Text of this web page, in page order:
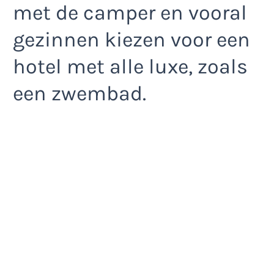
met de camper en vooral
gezinnen kiezen voor een
hotel met alle luxe, zoals
een zwembad.